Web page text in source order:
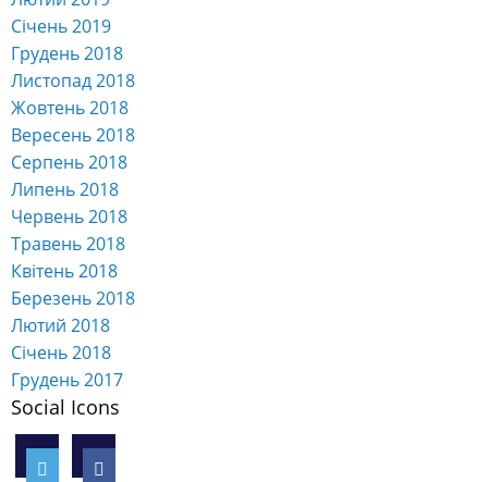
Січень 2019
Грудень 2018
Листопад 2018
Жовтень 2018
Вересень 2018
Серпень 2018
Липень 2018
Червень 2018
Травень 2018
Квітень 2018
Березень 2018
Лютий 2018
Січень 2018
Грудень 2017
Social Icons